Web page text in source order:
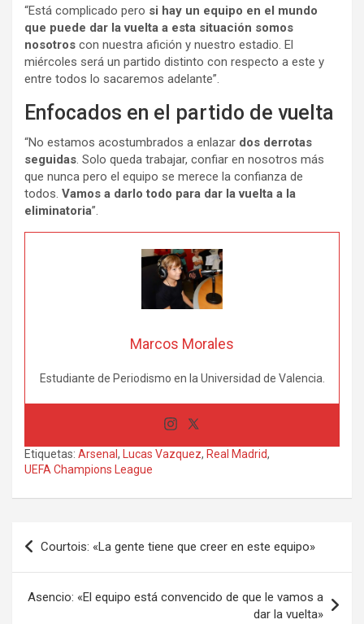
“Está complicado pero si hay un equipo en el mundo
que puede dar la vuelta a esta situación somos
nosotros con nuestra afición y nuestro estadio. El
miércoles será un partido distinto con respecto a este y
entre todos lo sacaremos adelante”.
Enfocados en el partido de vuelta
“No estamos acostumbrados a enlazar dos derrotas
seguidas. Solo queda trabajar, confiar en nosotros más
que nunca pero el equipo se merece la confianza de
todos. Vamos a darlo todo para dar la vuelta a la
eliminatoria”.
Marcos Morales
Estudiante de Periodismo en la Universidad de Valencia.
Etiquetas: Arsenal , Lucas Vazquez, Real Madrid,
UEFA Champions League
Navegación
de
entradas
Courtois: «La gente tiene que creer en este equipo»
Asencio: «El equipo está convencido de que le vamos a
dar la vuelta»